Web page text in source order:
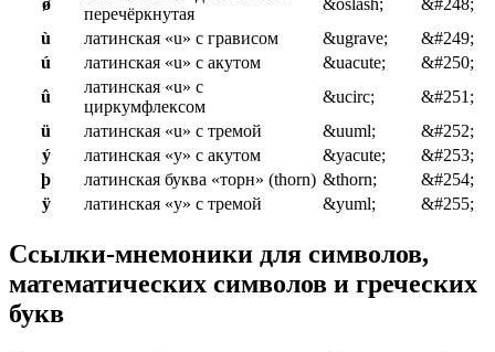
перечёркнутая
ù
латинская «u» с грависом &ugrave;
&#249;
ú
латинская «u» с акутом &uacute;
&#250;
û
латинская «u» с
циркумфлексом
&ucirc;
&#251;
ü
латинская «u» с тремой &uuml;
&#252;
ý
латинская «y» с акутом &yacute;
&#253;
þ
латинская буква «торн» (thorn) &thorn;
&#254;
ÿ
латинская «y» с тремой &yuml; &#255;
Ссылки-мнемоники для символов,
математических символов и греческих
букв